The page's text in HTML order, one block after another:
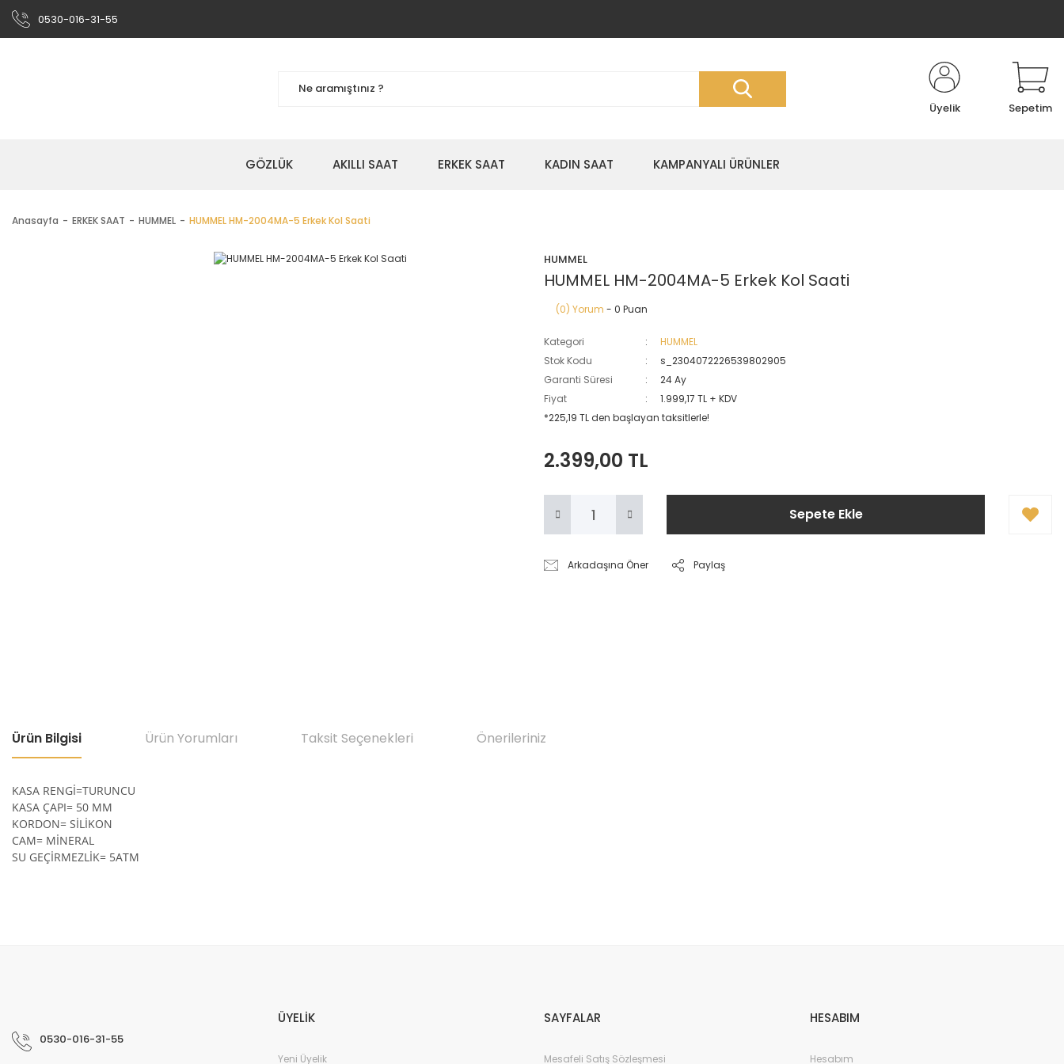
0530-016-31-55
Üyelik Sepetim
GÖZLÜK AKILLI SAAT ERKEK SAAT KADIN SAAT KAMPANYALI ÜRÜNLER
Anasayfa ERKEK SAAT HUMMEL HUMMEL HM-2004MA-5 Erkek Kol Saati
HUMMEL
HUMMEL HM-2004MA-5 Erkek Kol Saati
(0) Yorum - 0 Puan
Kategori
HUMMEL
Stok Kodu
s_2304072226539802905
Garanti Süresi
24 Ay
Fiyat
1.999,17 TL + KDV
*225,19 TL den başlayan taksitlerle!
2.399,00 TL
Sepete Ekle
Arkadaşına Öner Paylaş
Ürün Bilgisi Ürün Yorumları Taksit Seçenekleri Önerileriniz
KASA RENGİ=TURUNCU
KASA ÇAPI= 50 MM
KORDON= SİLİKON
CAM= MİNERAL
SU GEÇİRMEZLİK= 5ATM
Ürün bilgilerinde hatalar bulunuyor.
0530-016-31-55
ÜYELİK
Yeni Üyelik
SAYFALAR
Mesafeli Satış Sözleşmesi
HESABIM
Hesabım